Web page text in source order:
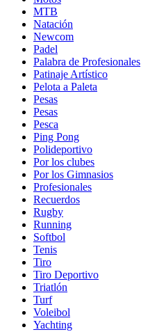
MTB
Natación
Newcom
Padel
Palabra de Profesionales
Patinaje Artístico
Pelota a Paleta
Pesas
Pesas
Pesca
Ping Pong
Polideportivo
Por los clubes
Por los Gimnasios
Profesionales
Recuerdos
Rugby
Running
Softbol
Tenis
Tiro
Tiro Deportivo
Triatlón
Turf
Voleibol
Yachting